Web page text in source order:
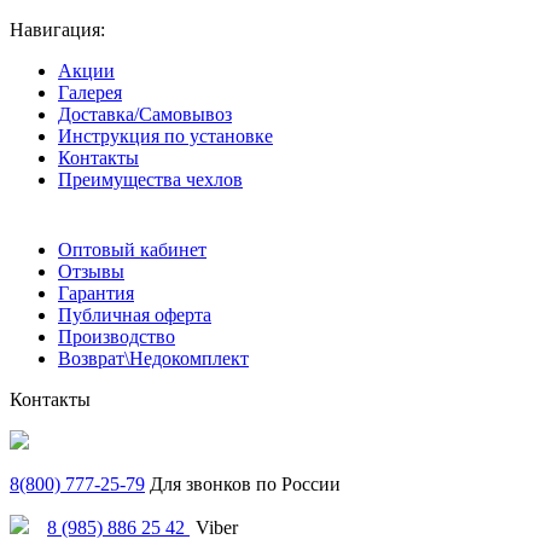
Навигация:
Акции
Галерея
Доставка/Самовывоз
Инструкция по установке
Контакты
Преимущества чехлов
Оптовый кабинет
Отзывы
Гарантия
Публичная оферта
Производство
Возврат\Недокомплект
Контакты
8(800) 777-25-79 Для звонков по России
8 (985) 886 25 42 Viber